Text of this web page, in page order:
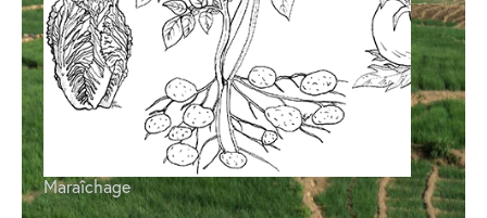
Maraîchage